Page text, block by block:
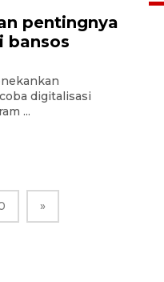
pentingnya
bansos
digitalisasi
...
»